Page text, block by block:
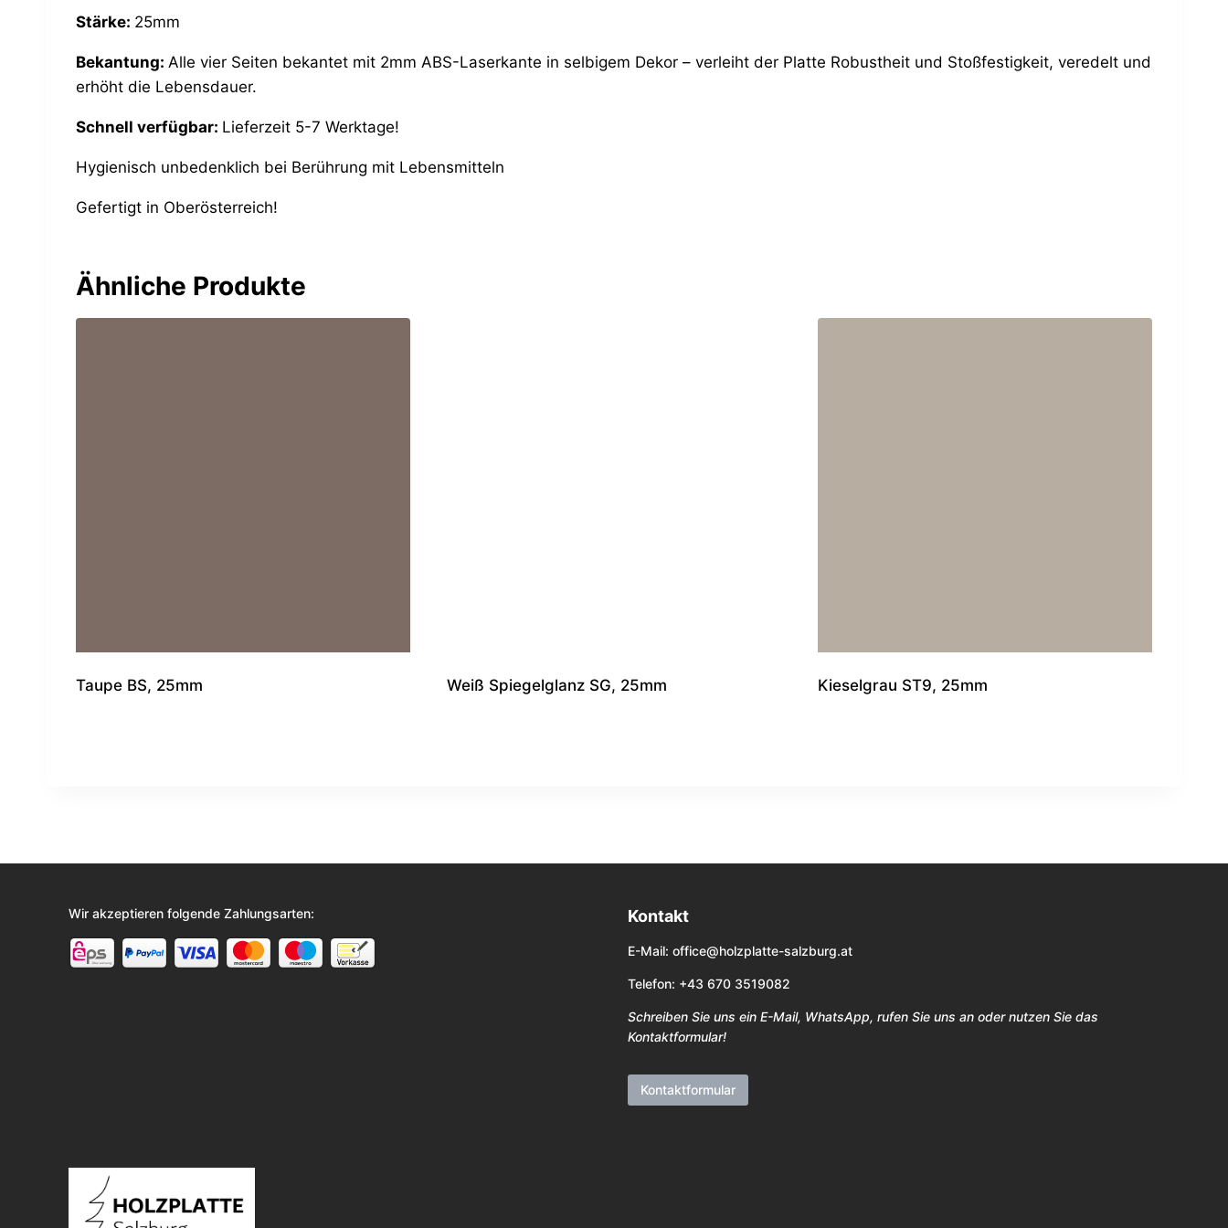
Stärke: 25mm
Bekantung: Alle vier Seiten bekantet mit 2mm ABS-Laserkante in selbigem Dekor – verleiht der Platte Robustheit und Stoßfestigkeit, veredelt und
erhöht die Lebensdauer.
Schnell verfügbar: Lieferzeit 5-7 Werktage!
Hygienisch unbedenklich bei Berührung mit Lebensmitteln
Gefertigt in Oberösterreich!
Ähnliche Produkte
Taupe BS, 25mm Weiß Spiegelglanz SG, 25mm Kieselgrau ST9, 25mm
Wir akzeptieren folgende Zahlungsarten: Kontakt
E-Mail: office@holzplatte-salzburg.at
Telefon: +43 670 3519082
Schreiben Sie uns ein E-Mail, WhatsApp, rufen Sie uns an oder nutzen Sie das
Kontaktformular!
Kontaktformular